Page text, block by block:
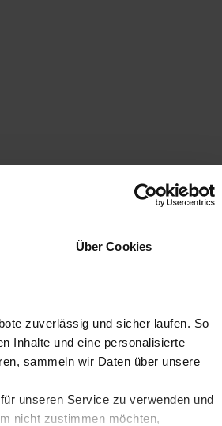
Über Cookies
zuverlässig und sicher laufen. So
Inhalte und eine personalisierte
sammeln wir Daten über unsere
unseren Service zu verwenden und
nicht zustimmen möchten,